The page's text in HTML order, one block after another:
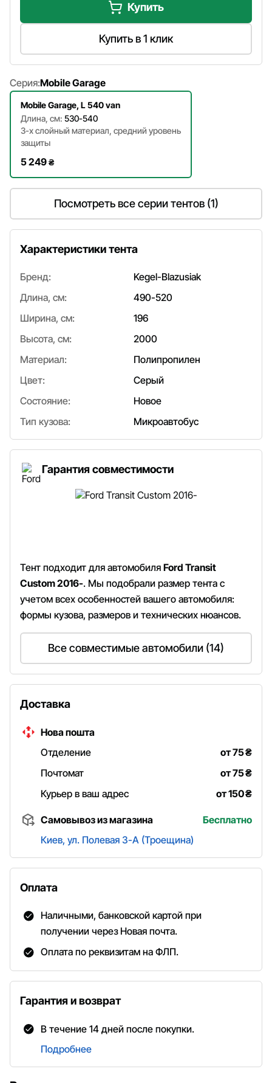
Купить
Купить в 1 клик
Серия:Mobile Garage
Mobile Garage, L 540 van
Длина, см: 530-540
3-х слойный материал, средний уровень
защиты
5 249₴
Посмотреть все серии тентов (1)
Характеристики тента
Бренд:
Kegel-Blazusiak
Длина, см:
490-520
Ширина, см:
196
Высота, см:
2000
Материал:
Полипропилен
Цвет:
Серый
Состояние:
Новое
Тип кузова:
Микроавтобус
Гарантия совместимости
Тент подходит для автомобиля Ford Transit
Custom 2016-. Мы подобрали размер тента с
учетом всех особенностей вашего автомобиля:
формы кузова, размеров и технических нюансов.
Все совместимые автомобили (14)
Доставка
Нова пошта
Отделение
от 75₴
Почтомат
от 75₴
Курьер в ваш адрес
от 150₴
Самовывоз из магазина
Бесплатно
Киев, ул. Полевая 3-А (Троещина)
Оплата
Наличными, банковской картой при
получении через Новая почта.
Оплата по реквизитам на ФЛП.
Гарантия и возврат
В течение 14 дней после покупки.
Подробнее